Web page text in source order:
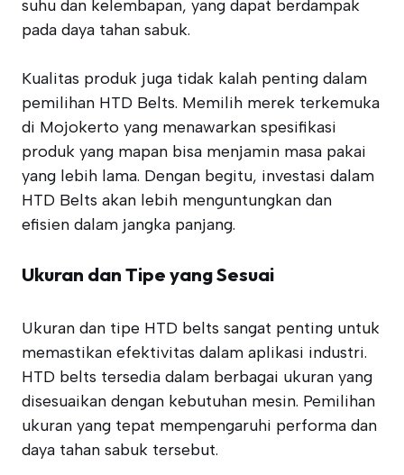
suhu dan kelembapan, yang dapat berdampak
pada daya tahan sabuk.
Kualitas produk juga tidak kalah penting dalam
pemilihan HTD Belts. Memilih merek terkemuka
di Mojokerto yang menawarkan spesifikasi
produk yang mapan bisa menjamin masa pakai
yang lebih lama. Dengan begitu, investasi dalam
HTD Belts akan lebih menguntungkan dan
efisien dalam jangka panjang.
Ukuran dan Tipe yang Sesuai
Ukuran dan tipe HTD belts sangat penting untuk
memastikan efektivitas dalam aplikasi industri.
HTD belts tersedia dalam berbagai ukuran yang
disesuaikan dengan kebutuhan mesin. Pemilihan
ukuran yang tepat mempengaruhi performa dan
daya tahan sabuk tersebut.